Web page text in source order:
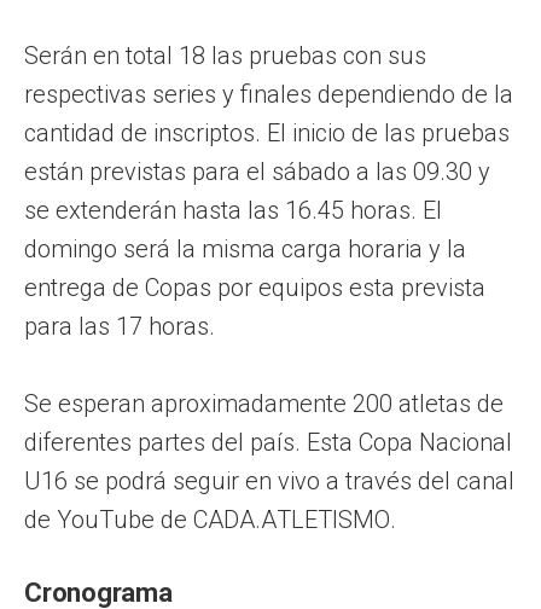
Serán en total 18 las pruebas con sus
respectivas series y finales dependiendo de la
cantidad de inscriptos. El inicio de las pruebas
están previstas para el sábado a las 09.30 y
se extenderán hasta las 16.45 horas. El
domingo será la misma carga horaria y la
entrega de Copas por equipos esta prevista
para las 17 horas.
Se esperan aproximadamente 200 atletas de
diferentes partes del país. Esta Copa Nacional
U16 se podrá seguir en vivo a través del canal
de YouTube de CADA.ATLETISMO.
Cronograma